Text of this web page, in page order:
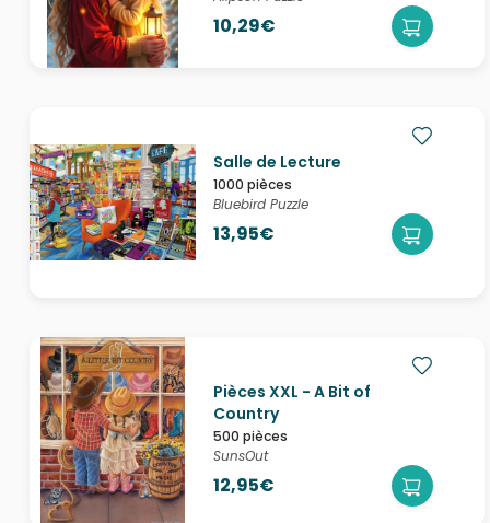
10,29€
Salle de Lecture
1000 pièces
Bluebird Puzzle
13,95€
Pièces XXL - A Bit of
Country
500 pièces
SunsOut
12,95€